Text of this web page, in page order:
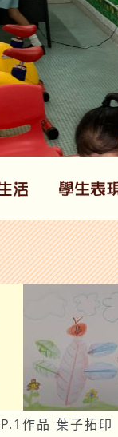
P.1作品 葉子拓印